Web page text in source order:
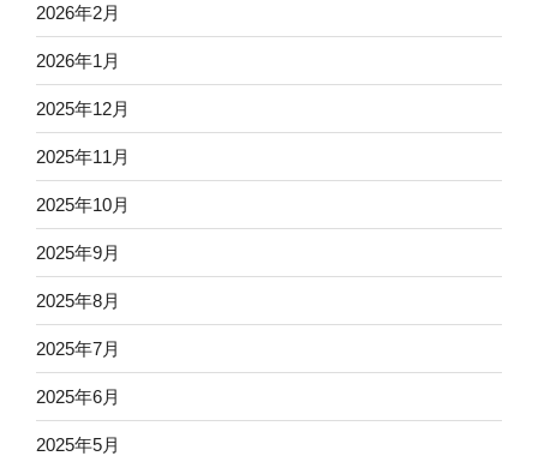
2026年2月
2026年1月
2025年12月
2025年11月
2025年10月
2025年9月
2025年8月
2025年7月
2025年6月
2025年5月